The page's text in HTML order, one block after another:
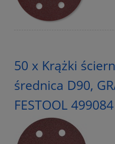
50 x Krążki
średnica D90,
FESTOOL 499084